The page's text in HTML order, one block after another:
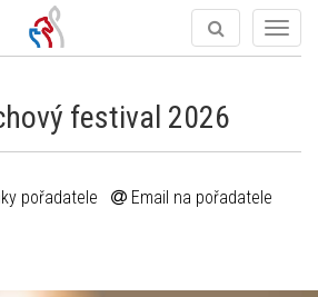
festival 2026
pořadatele
Email na pořadatele